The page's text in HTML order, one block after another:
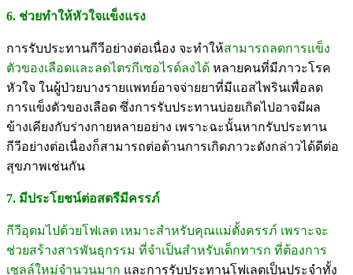
6. ช่วยทำให้หัวใจแข็งแรง
การรับประทานกีวีอย่างต่อเนื่อง จะทำให้สามารถลดการแข็ง
ตัวของเลือดและลดไตรกีเซอไรด์ลงได้ หลายคนที่มีภาวะโรค
หัวใจ ในผู้ป่วยบางรายแพทย์อาจจ่ายยาที่มีแอสไพรินเพื่อลด
การแข็งตัวของเลือด ซึ่งการรับประทานบ่อยเกิดไปอาจมีผล
ข้างเคียงกับร่างกายหลายอย่าง เพราะฉะนั้นหากรับประทาน
กีวีอย่างต่อเนื่องก็สามารถต่อต้านการเกิดภาวะดังกล่าวได้ดีต่อ
สุขภาพเช่นกัน
7. มีประโยชน์ต่อสตรีมีครรภ์
กีวีอุดมไปด้วยโฟเลต เหมาะสำหรับคุณแม่ตั้งครรภ์ เพราะจะ
ช่วยสร้างสารพันธุกรรม ที่จำเป็นสำหรับเด็กทารก ที่ต้องการ
เซลล์ใหม่จำนวนมาก และการรับประทานโฟเลตเป็นประจำทั้ง